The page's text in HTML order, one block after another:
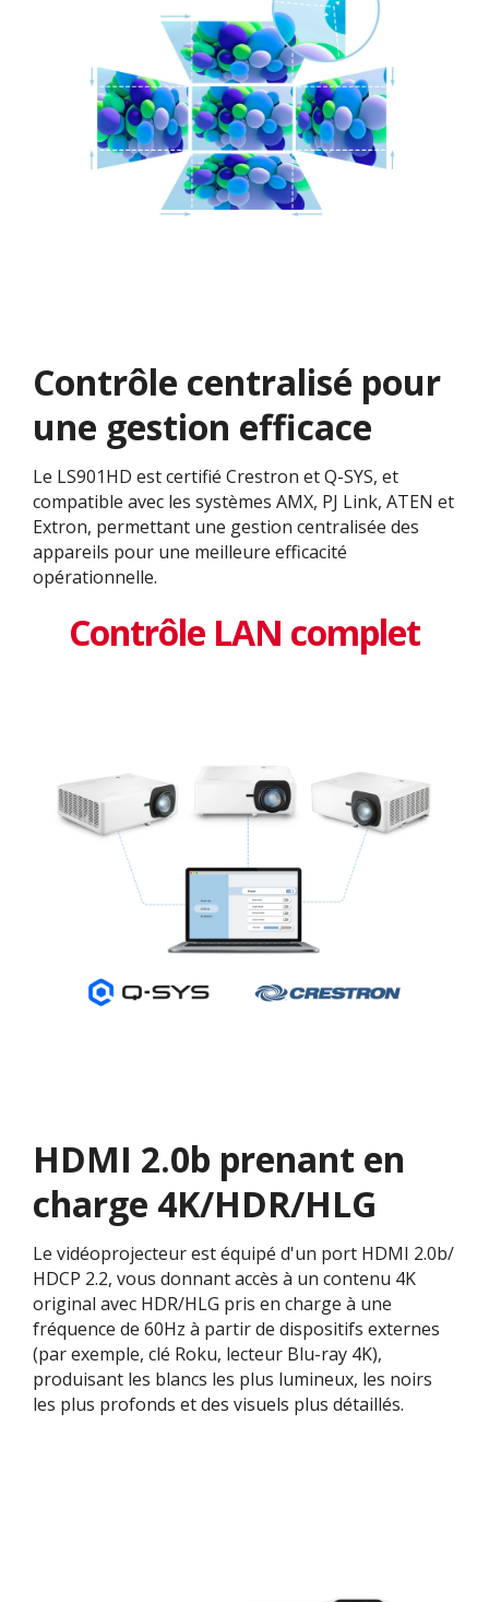
Contrôle centralisé pour
une gestion efficace
Le LS901HD est certifié Crestron et Q-SYS, et
compatible avec les systèmes AMX, PJ Link, ATEN et
Extron, permettant une gestion centralisée des
appareils pour une meilleure efficacité
opérationnelle.
Contrôle LAN complet
HDMI 2.0b prenant en
charge 4K/HDR/HLG
Le vidéoprojecteur est équipé d'un port HDMI 2.0b/
HDCP 2.2, vous donnant accès à un contenu 4K
original avec HDR/HLG pris en charge à une
fréquence de 60Hz à partir de dispositifs externes
(par exemple, clé Roku, lecteur Blu-ray 4K),
produisant les blancs les plus lumineux, les noirs
les plus profonds et des visuels plus détaillés.